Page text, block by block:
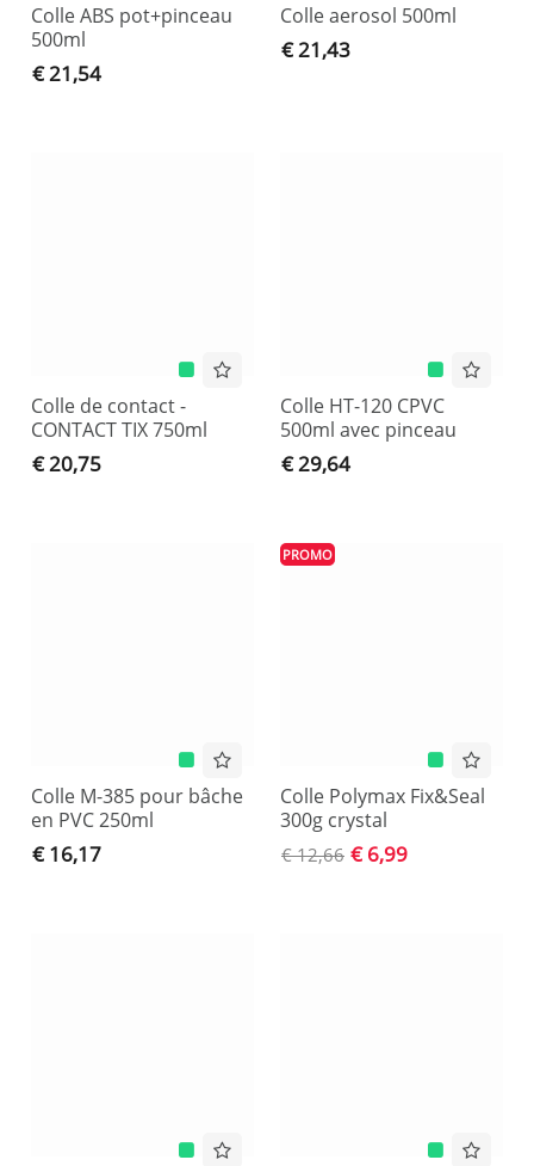
Colle ABS pot+pinceau
500ml
€ 21,54
Colle aerosol 500ml
€ 21,43
Colle de contact -
CONTACT TIX 750ml
€ 20,75
Colle HT-120 CPVC
500ml avec pinceau
€ 29,64
Colle M-385 pour bâche
en PVC 250ml
€ 16,17
PROMO
Colle Polymax Fix&Seal
300g crystal
€ 12,66 € 6,99